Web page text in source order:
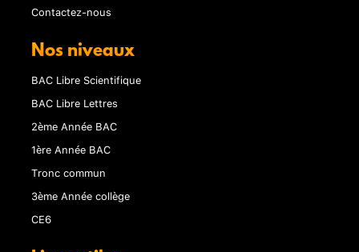
Contactez-nous
Nos niveaux
BAC Libre Scientifique
BAC Libre Lettres
2ème Année BAC
1ère Année BAC
Tronc commun
3ème Année collège
CE6